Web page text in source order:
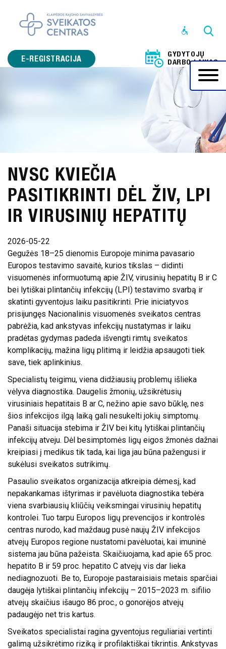
E-REGISTRACIJA
GYDYTOJŲ
DARBO LAIKAS
STRUKTŪRA
IR
KONTAKTINĖ
INFORMACIJA
VEIKLOS
PREVENCIJA
ADMINISTRACINĖ
INFORMACIJA
PASLAUGOS
ATVIRI
DUOMENYS
ASMENS
DUOMENŲ
APSAUGA
NUORODOS
DAŽNIAUSIAI
UŽDUODAMI
KLAUSIMAI
KONSULTAVIMASIS
SU VISUOMENE
SKIEPŲ
PLANAVIMAS
NVSC KVIEČIA
PASITIKRINTI DĖL ŽIV, LPI
IR VIRUSINIŲ HEPATITŲ
2026-05-22
Gegužės 18–25 dienomis Europoje minima pavasario
Europos testavimo savaitė, kurios tikslas – didinti
visuomenės informuotumą apie ŽIV, virusinių hepatitų B ir C
bei lytiškai plintančių infekcijų (LPI) testavimo svarbą ir
skatinti gyventojus laiku pasitikrinti. Prie iniciatyvos
prisijungęs Nacionalinis visuomenės sveikatos centras
pabrėžia, kad ankstyvas infekcijų nustatymas ir laiku
pradėtas gydymas padeda išvengti rimtų sveikatos
komplikacijų, mažina ligų plitimą ir leidžia apsaugoti tiek
save, tiek aplinkinius.
Specialistų teigimu, viena didžiausių problemų išlieka
vėlyva diagnostika. Daugelis žmonių, užsikrėtusių
virusiniais hepatitais B ar C, nežino apie savo būklę, nes
šios infekcijos ilgą laiką gali nesukelti jokių simptomų.
Panaši situacija stebima ir ŽIV bei kitų lytiškai plintančių
infekcijų atveju. Dėl besimptomės ligų eigos žmonės dažnai
kreipiasi į medikus tik tada, kai liga jau būna pažengusi ir
sukėlusi sveikatos sutrikimų.
Pasaulio sveikatos organizacija atkreipia dėmesį, kad
nepakankamas ištyrimas ir pavėluota diagnostika tebėra
viena svarbiausių kliūčių veiksmingai virusinių hepatitų
kontrolei. Tuo tarpu Europos ligų prevencijos ir kontrolės
centras nurodo, kad maždaug pusė naujų ŽIV infekcijos
atvejų Europos regione nustatomi pavėluotai, kai imuninė
sistema jau būna pažeista. Skaičiuojama, kad apie 65 proc.
hepatito B ir 59 proc. hepatito C atvejų vis dar lieka
nediagnozuoti. Be to, Europoje pastaraisiais metais sparčiai
daugėja lytiškai plintančių infekcijų – 2015–2023 m. sifilio
atvejų skaičius išaugo 86 proc., o gonorėjos atvejų
padaugėjo net tris kartus.
Sveikatos specialistai ragina gyventojus reguliariai vertinti
galimą užsikrėtimo riziką ir profilaktiškai tikrintis. Ankstyvas